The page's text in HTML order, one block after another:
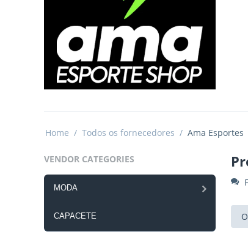
Home / Todos os fornecedores / Ama Esportes
VENDOR CATEGORIES
MODA
CAPACETE